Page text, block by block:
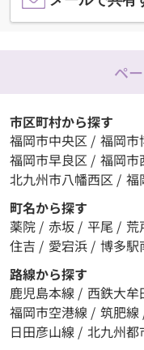
ペ
市区町村から探す
福岡市中央区 / 福岡市
福岡市早良区 / 福岡市
北九州市八幡西区 / 福
町名から探す
薬院 / 赤坂 / 平尾 / 荒
住吉 / 愛宕浜 / 博多駅
路線から探す
鹿児島本線 / 西鉄大牟
福岡市空港線 / 筑肥線
日田彦山線 / 北九州都